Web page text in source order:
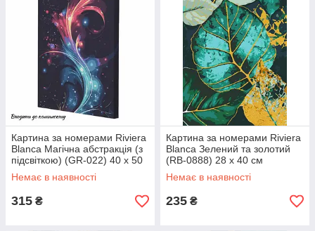
Картина за номерами Riviera
Blanca Магічна абстракція (з
підсвіткою) (GR-022) 40 х 50
см
Немає в наявності
315 ₴
Картина за номерами Riviera
Blanca Зелений та золотий
(RB-0888) 28 х 40 см
Немає в наявності
235 ₴